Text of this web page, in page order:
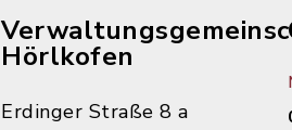
Hörlkofen
Erdinger Straße 8 a